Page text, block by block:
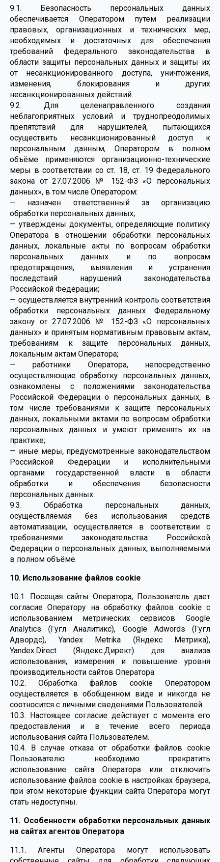
9.1. Безопасность персональных данных
обеспечивается Оператором путем реализации
правовых, организационных и технических мер,
необходимых и достаточных для обеспечения
требований федерального законодательства в
области защиты персональных данных и защиты их
от несанкционированного доступа, уничтожения,
изменения, блокирования и других
несанкционированных действий.
9.2. Для целенаправленного создания
неблагоприятных условий и труднопреодолимых
препятствий для нарушителей, пытающихся
осуществить несанкционированный доступ к
персональным данным, Оператором в полном
объёме применяются организационно-технические
меры в соответствии со ст. 18, ст. 19 Федерального
закона от 27.07.2006 № 152-ФЗ «О персональных
данных», в том числе Оператором:
— назначен ответственный за организацию
обработки персональных данных;
— утверждены документы, определяющие политику
Оператора в отношении обработки персональных
данных, локальные акты по вопросам обработки
персональных данных и по вопросам
предотвращения, выявления и устранения
последствий нарушений законодательства
Российской Федерации;
— осуществляется внутренний контроль соответствия
обработки персональных данных Федеральному
закону от 27.07.2006 № 152-ФЗ «О персональных
данных» и принятым нормативным правовым актам,
требованиям к защите персональных данных,
локальным актам Оператора;
— работники Оператора, непосредственно
осуществляющие обработку персональных данных,
ознакомлены с положениями законодательства
Российской Федерации о персональных данных, в
том числе требованиями к защите персональных
данных, локальными актами по вопросам обработки
персональных данных и умеют применять их на
практике;
— иные меры, предусмотренные законодательством
Российской Федерации и исполнительными
органами государственной власти в области
обработки и обеспечения безопасности
персональных данных.
9.3. Обработка персональных данных,
осуществляемая без использования средств
автоматизации, осуществляется в соответствии с
требованиями законодательства Российской
Федерации о персональных данных, выполняемыми
в полном объёме.
10. Использование файлов cookie
10.1. Посещая сайты Оператора, Пользователь дает
согласие Оператору на обработку файлов cookie с
использованием метрических сервисов Google
Analytics (Гугл Аналитикс), Google Adwords (Гугл
Адвордс), Yandex Metrika (Яндекс Метрика),
Yandex.Direct (Яндекс.Директ) для анализа
использования, измерения и повышение уровня
производительности сайтов Оператора.
10.2. Обработка файлов cookie Оператором
осуществляется в обобщенном виде и никогда не
соотносится с личными сведениями Пользователей.
10.3. Настоящее согласие действует с момента его
предоставления и в течение всего периода
использования сайта Пользователем.
10.4. В случае отказа от обработки файлов cookie
Пользователю необходимо прекратить
использование сайта Оператора или отключить
использование файлов cookie в настройках браузера,
при этом некоторые функции сайта Оператора могут
стать недоступны.
11. Особенности обработки персональных данных
на сайтах агентов Оператора
11.1. Агенты Оператора могут использовать